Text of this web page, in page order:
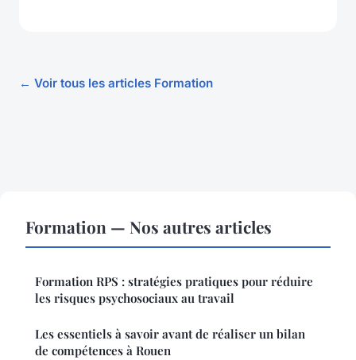
← Voir tous les articles Formation
Formation — Nos autres articles
Formation RPS : stratégies pratiques pour réduire
les risques psychosociaux au travail
Les essentiels à savoir avant de réaliser un bilan
de compétences à Rouen